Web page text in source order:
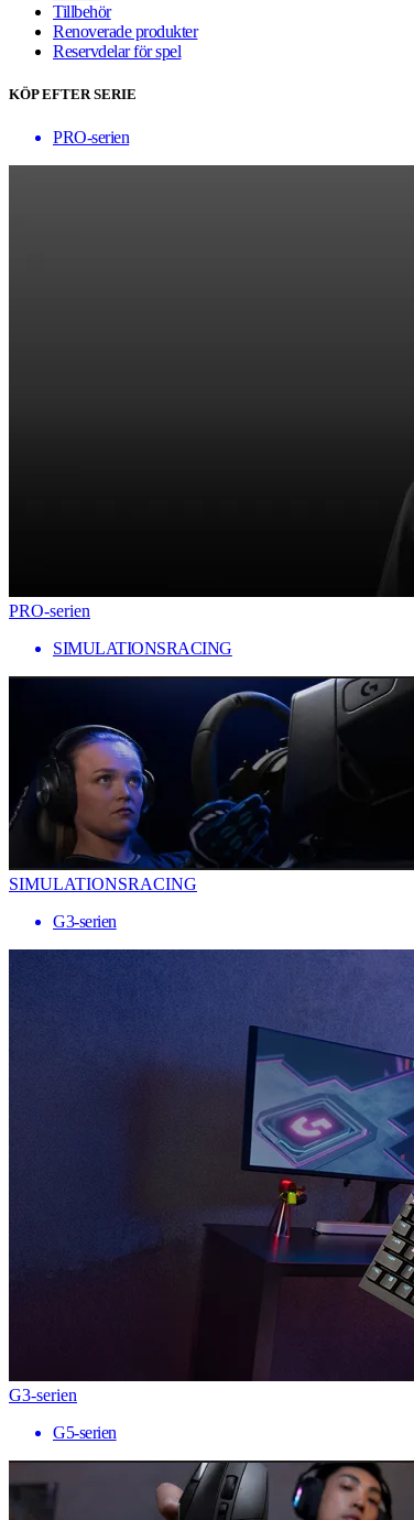
Tillbehör
Renoverade produkter
Reservdelar för spel
KÖP EFTER SERIE
PRO-serien
PRO-serien
SIMULATIONSRACING
SIMULATIONSRACING
G3-serien
G3-serien
G5-serien